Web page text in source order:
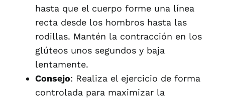
hasta que el cuerpo forme una línea
recta desde los hombros hasta las
rodillas. Mantén la contracción en los
glúteos unos segundos y baja
lentamente.
Consejo: Realiza el ejercicio de forma
controlada para maximizar la